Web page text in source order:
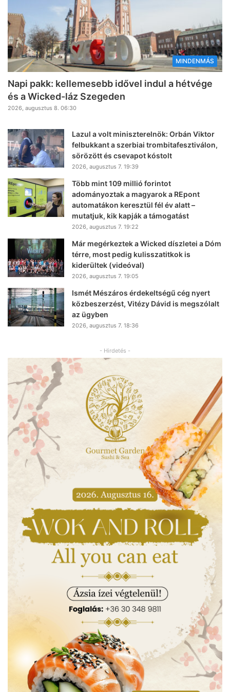
MINDENMÁS
Napi pakk: kellemesebb idővel indul a hétvége
és a Wicked-láz Szegeden
2026, augusztus 8. 06:30
Lazul a volt miniszterelnök: Orbán Viktor
felbukkant a szerbiai trombitafesztiválon,
sörözött és csevapot kóstolt
2026, augusztus 7. 19:39
Több mint 109 millió forintot
adományoztak a magyarok a REpont
automatákon keresztül fél év alatt –
mutatjuk, kik kapják a támogatást
2026, augusztus 7. 19:22
Már megérkeztek a Wicked díszletei a Dóm
térre, most pedig kulisszatitkok is
kiderültek (videóval)
2026, augusztus 7. 19:05
Ismét Mészáros érdekeltségű cég nyert
közbeszerzést, Vitézy Dávid is megszólalt
az ügyben
2026, augusztus 7. 18:36
- Hirdetés -